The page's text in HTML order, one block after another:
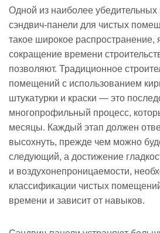
нормативных
требований
6
Гибкость
и
перспективность
6.1
Сценарии,
в
которых
реконфигурация
повышает
ценность
Одной из наиболее убедительных
сэндвич-панели для чистых
такое широкое распространение,
сокращение времени
позволяют. Традиционное
помещений с использованием
штукатурки и краски — это
многопрофильный процесс,
месяцы. Каждый этап должен
высохнуть, прежде чем можно
следующий, а достижение
и воздухонепроницаемости,
классификации чистых
времени и зависит от навыков.